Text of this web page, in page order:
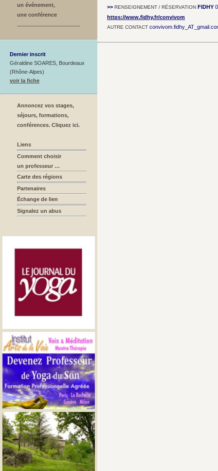
un événement,
une conférence
Dernier inscrit
Géraldine SOARES, Bourdeaux
(Rhône-Alpes)
voir la fiche
Annoncez vos stages,
séjours, formations,
conférences. Cliquez ici.
Liens
Comment choisir
un professeur …
Carte des régions
Partenaires
Échange de lien
Signalez un abus
>> RENSEIGNEMENT / RÉSERVATION FIDHY
https://www.fidhy.fr/convivom
AUTRE CONTACT